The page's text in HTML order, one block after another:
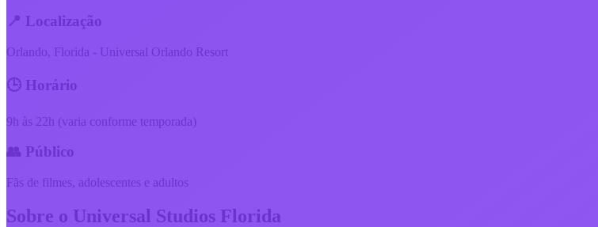
📍 Localização
Orlando, Florida - Universal Orlando Resort
🕒 Horário
9h às 22h (varia conforme temporada)
👥 Público
Fãs de filmes, adolescentes e adultos
Sobre o Universal Studios Florida